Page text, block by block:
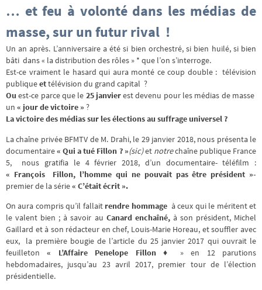
… et feu à volonté dans les médias de
masse, sur un futur rival !
Un an après. L’anniversaire a été si bien orchestré, si bien huilé, si bien
bâti dans « la distribution des rôles » * que l’on s’interroge.
Est-ce vraiment le hasard qui aura monté ce coup double : télévision
publiqueettélévision du grand capital ?
Ou est-ce parce que le 25 janvierest devenu pour les médias de masse
un « jour de victoire » ?
La victoire des médias sur les élections au suffrage universel ?
La chaîne privée BFMTV de M. Drahi, le 29 janvier 2018, nous présenta le
documentaire« Qui a tué Fillon ? »(sic)et notrechaîne publique France
5, nous gratifia le 4 février 2018, d’un documentaire- téléfilm :
« François Fillon, l’homme qui ne pouvait pas être président »-
premier de la série« C’était écrit ».
On aura compris qu’il fallait rendre hommageà ceux qui le méritent et
le valent bien ; à savoir au Canard enchaîné,à son président, Michel
Gaillard et à son rédacteur en chef, Louis-Marie Horeau, et souffler avec
eux, la première bougie de l’article du 25 janvier 2017 qui ouvrait le
feuilleton« L’Affaire Penelope Fillon ♦
» en 12 parutions
hebdomadaires, jusqu’au 23 avril 2017, premier tour de l’élection
présidentielle.